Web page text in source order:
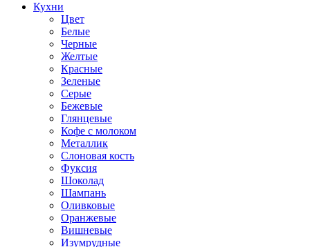
Кухни
Цвет
Белые
Черные
Желтые
Красные
Зеленые
Серые
Бежевые
Глянцевые
Кофе с молоком
Металлик
Слоновая кость
Фуксия
Шоколад
Шампань
Оливковые
Оранжевые
Вишневые
Изумрудные